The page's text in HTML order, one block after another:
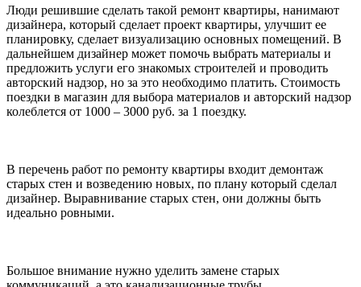
Люди решившие сделать такой ремонт квартиры, нанимают
дизайнера, который сделает проект квартиры, улучшит ее
планировку, сделает визуализацию основных помещений. В
дальнейшем дизайнер может помочь выбрать материалы и
предложить услуги его знакомых строителей и проводить
авторский надзор, но за это необходимо платить. Стоимость
поездки в магазин для выбора материалов и авторский надзор
колеблется от 1000 – 3000 руб. за 1 поездку.
В перечень работ по ремонту квартиры входит демонтаж
старых стен и возведению новых, по плану который сделал
дизайнер. Выравнивание старых стен, они должны быть
идеально ровными.
Большое внимание нужно уделить замене старых